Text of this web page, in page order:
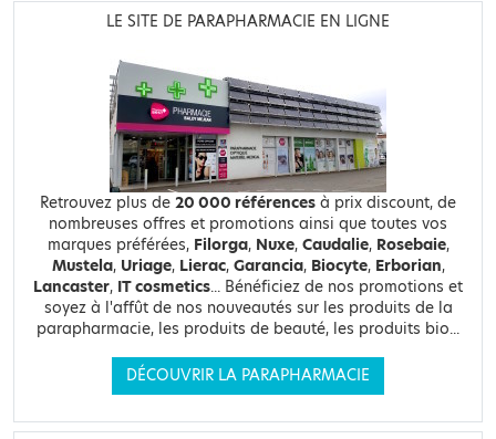
LE SITE DE PARAPHARMACIE EN LIGNE
Retrouvez plus de 20 000 références à prix discount, de
nombreuses offres et promotions ainsi que toutes vos
marques préférées, Filorga, Nuxe, Caudalie, Rosebaie,
Mustela, Uriage, Lierac, Garancia, Biocyte, Erborian,
Lancaster, IT cosmetics... Bénéficiez de nos promotions et
soyez à l'affût de nos nouveautés sur les produits de la
parapharmacie, les produits de beauté, les produits bio...
DÉCOUVRIR LA PARAPHARMACIE